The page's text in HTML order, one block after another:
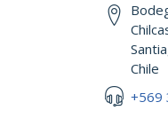
Chile
+569